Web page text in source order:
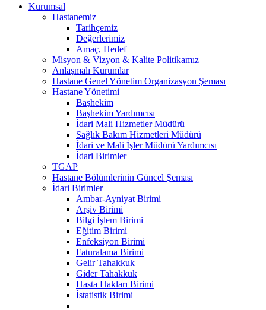
Kurumsal
Hastanemiz
Tarihçemiz
Değerlerimiz
Amaç, Hedef
Misyon & Vizyon & Kalite Politikamız
Anlaşmalı Kurumlar
Hastane Genel Yönetim Organizasyon Şeması
Hastane Yönetimi
Başhekim
Başhekim Yardımcısı
İdari Mali Hizmetler Müdürü
Sağlık Bakım Hizmetleri Müdürü
İdari ve Mali İşler Müdürü Yardımcısı
İdari Birimler
TGAP
Hastane Bölümlerinin Güncel Şeması
İdari Birimler
Ambar-Ayniyat Birimi
Arşiv Birimi
Bilgi İşlem Birimi
Eğitim Birimi
Enfeksiyon Birimi
Faturalama Birimi
Gelir Tahakkuk
Gider Tahakkuk
Hasta Hakları Birimi
İstatistik Birimi